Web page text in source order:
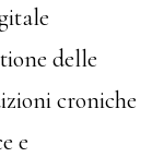
delle
croniche
e